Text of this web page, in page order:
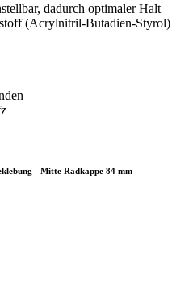
dadurch optimaler Halt
(Acrylnitril-Butadien-Styrol)
- Mitte Radkappe 84 mm